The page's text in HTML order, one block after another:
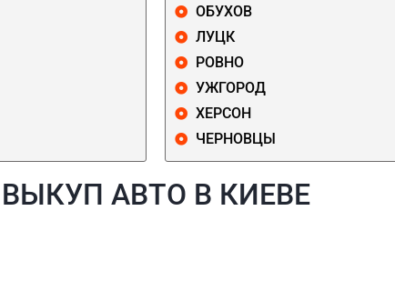
ОБУХОВ
ЛУЦК
РОВНО
УЖГОРОД
ХЕРСОН
ЧЕРНОВЦЫ
ВЫКУП АВТО В КИЕВЕ